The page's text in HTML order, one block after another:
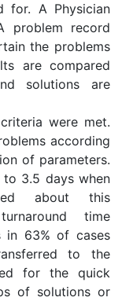
for. A Physician
problem record
the problems
are compared
solutions are
were met.
according
of parameters.
to 3.5 days when
about this
time
in 63% of cases
to the
for the quick
of solutions or